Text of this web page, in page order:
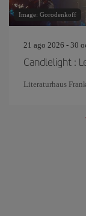
Image: Gorodenkoff
21 ago 2026 - 30
Candlelight :
Literaturhaus